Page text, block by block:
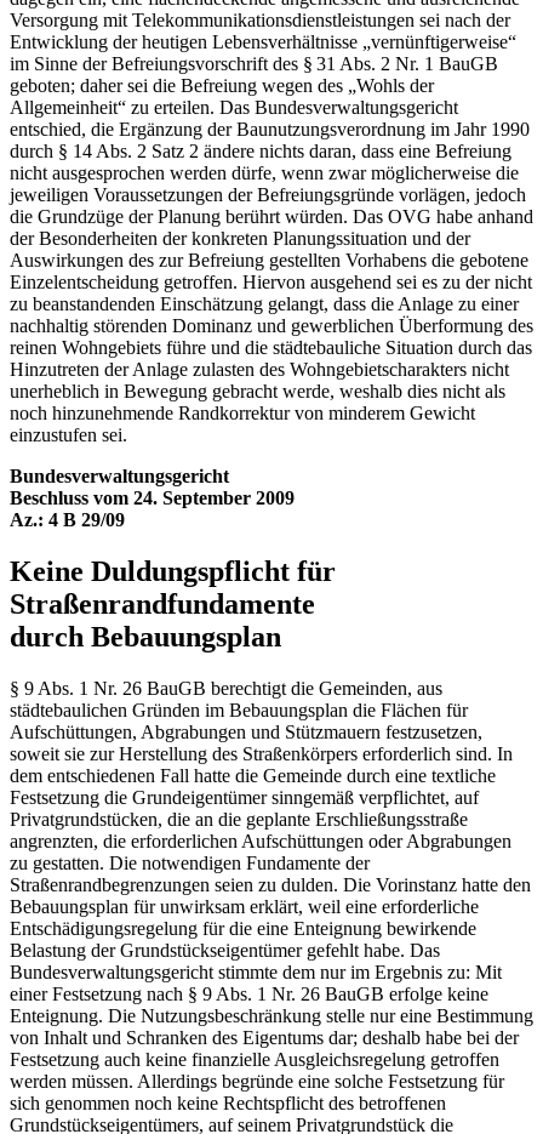
Versorgung mit Telekommunikationsdienstleistungen sei nach der
Entwicklung der heutigen Lebensverhältnisse „vernünftigerweise“
im Sinne der Befreiungsvorschrift des § 31 Abs. 2 Nr. 1 BauGB
geboten; daher sei die Befreiung wegen des „Wohls der
Allgemeinheit“ zu erteilen. Das Bundesverwaltungsgericht
entschied, die Ergänzung der Baunutzungsverordnung im Jahr 1990
durch § 14 Abs. 2 Satz 2 ändere nichts daran, dass eine Befreiung
nicht ausgesprochen werden dürfe, wenn zwar möglicherweise die
jeweiligen Voraussetzungen der Befreiungsgründe vorlägen, jedoch
die Grundzüge der Planung berührt würden. Das OVG habe anhand
der Besonderheiten der konkreten Planungssituation und der
Auswirkungen des zur Befreiung gestellten Vorhabens die gebotene
Einzelentscheidung getroffen. Hiervon ausgehend sei es zu der nicht
zu beanstandenden Einschätzung gelangt, dass die Anlage zu einer
nachhaltig störenden Dominanz und gewerblichen Überformung des
reinen Wohngebiets führe und die städtebauliche Situation durch das
Hinzutreten der Anlage zulasten des Wohngebietscharakters nicht
unerheblich in Bewegung gebracht werde, weshalb dies nicht als
noch hinzunehmende Randkorrektur von minderem Gewicht
einzustufen sei.
Bundesverwaltungsgericht
Beschluss vom 24. September 2009
Az.: 4 B 29/09
Keine Duldungspflicht für
Straßenrandfundamente
durch Bebauungsplan
§ 9 Abs. 1 Nr. 26 BauGB berechtigt die Gemeinden, aus
städtebaulichen Gründen im Bebauungsplan die Flächen für
Aufschüttungen, Abgrabungen und Stützmauern festzusetzen,
soweit sie zur Herstellung des Straßenkörpers erforderlich sind. In
dem entschiedenen Fall hatte die Gemeinde durch eine textliche
Festsetzung die Grundeigentümer sinngemäß verpflichtet, auf
Privatgrundstücken, die an die geplante Erschließungsstraße
angrenzten, die erforderlichen Aufschüttungen oder Abgrabungen
zu gestatten. Die notwendigen Fundamente der
Straßenrandbegrenzungen seien zu dulden. Die Vorinstanz hatte den
Bebauungsplan für unwirksam erklärt, weil eine erforderliche
Entschädigungsregelung für die eine Enteignung bewirkende
Belastung der Grundstückseigentümer gefehlt habe. Das
Bundesverwaltungsgericht stimmte dem nur im Ergebnis zu: Mit
einer Festsetzung nach § 9 Abs. 1 Nr. 26 BauGB erfolge keine
Enteignung. Die Nutzungsbeschränkung stelle nur eine Bestimmung
von Inhalt und Schranken des Eigentums dar; deshalb habe bei der
Festsetzung auch keine finanzielle Ausgleichsregelung getroffen
werden müssen. Allerdings begründe eine solche Festsetzung für
sich genommen noch keine Rechtspflicht des betroffenen
Grundstückseigentümers, auf seinem Privatgrundstück die